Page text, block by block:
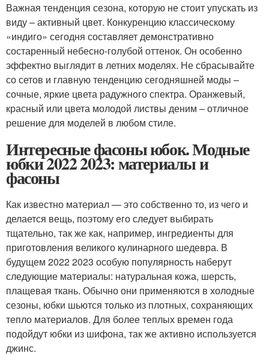
Важная тенденция сезона, которую не стоит упускать из
виду – активный цвет. Конкуренцию классическому
«индиго» сегодня составляет демонстративно
состаренный небесно-голубой оттенок. Он особенно
эффектно выглядит в летних моделях. Не сбрасывайте
со сетов и главную тенденцию сегодняшней моды –
сочные, яркие цвета радужного спектра. Оранжевый,
красный или цвета молодой листвы деним – отличное
решение для моделей в любом стиле.
Интересные фасоны юбок. Модные
юбки 2022 2023: материалы и
фасоны
Как известно материал — это собственно то, из чего и
делается вещь, поэтому его следует выбирать
тщательно, так же как, например, ингредиенты для
приготовления великого кулинарного шедевра. В
будущем 2022 2023 особую популярность наберут
следующие материалы: натуральная кожа, шерсть,
плащевая ткань. Обычно они применяются в холодные
сезоны, юбки шьются только из плотных, сохраняющих
тепло материалов. Для более теплых времен года
подойдут юбки из шифона, так же активно используется
джинс.